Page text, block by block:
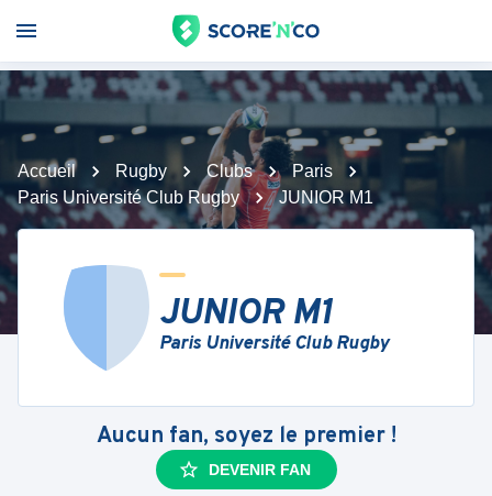
Accueil Rugby Clubs
Paris
Paris Université Club Rugby
JUNIOR M1
JUNIOR M1
Paris Université Club Rugby
Aucun fan, soyez le premier !
DEVENIR FAN